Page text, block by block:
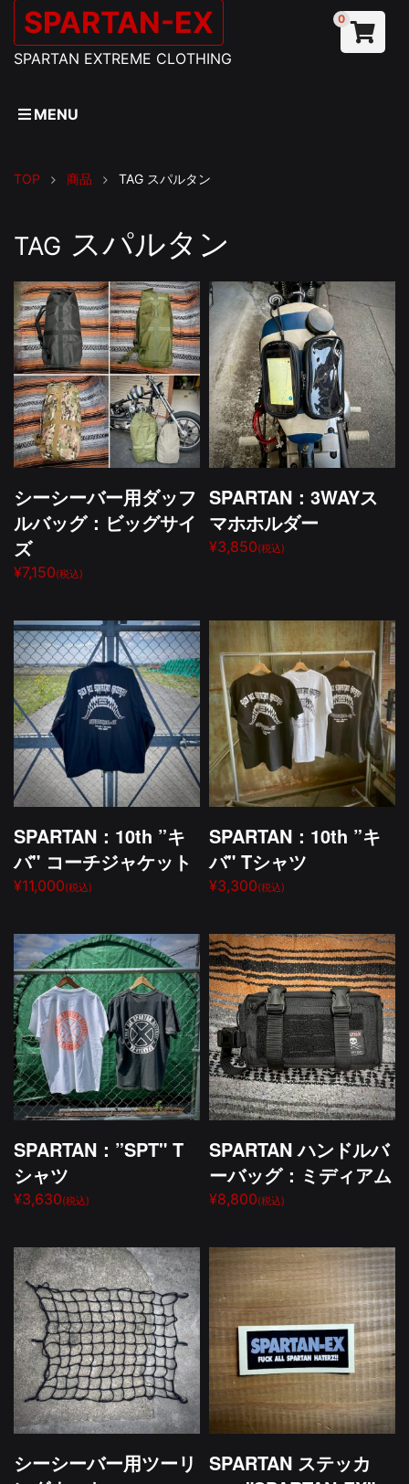
SPARTAN-EX
SPARTAN EXTREME CLOTHING
0
MENU
TOP 商品 TAG スパルタン
TAG スパルタン
シーシーバー用ダッフ
ルバッグ：ビッグサイ
ズ
¥7,150(税込)
SPARTAN：3WAYス
マホホルダー
¥3,850(税込)
SPARTAN：10th ”キ
バ" コーチジャケット
¥11,000(税込)
SPARTAN：10th ”キ
バ" Tシャツ
¥3,300(税込)
SPARTAN：”SPT" T
シャツ
¥3,630(税込)
SPARTAN ハンドルバ
ーバッグ：ミディアム
¥8,800(税込)
シーシーバー用ツーリ
SPARTAN ステッカ